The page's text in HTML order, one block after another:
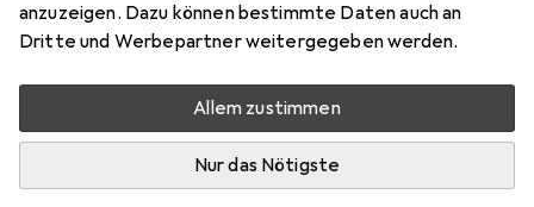
anzuzeigen. Dazu können bestimmte Daten auch an
Dritte und Werbepartner weitergegeben werden.
Allem zustimmen
Nur das Nötigste
Schneller lieferbar
Bewertungen
Mehr von Wella